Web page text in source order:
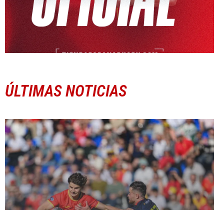
ÚLTIMAS NOTICIAS